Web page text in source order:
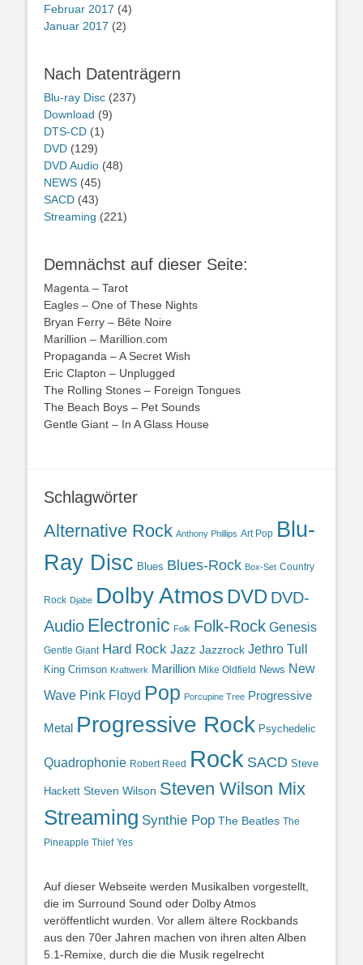
Februar 2017 (4)
Januar 2017 (2)
Nach Datenträgern
Blu-ray Disc (237)
Download (9)
DTS-CD (1)
DVD (129)
DVD Audio (48)
NEWS (45)
SACD (43)
Streaming (221)
Demnächst auf dieser Seite:
Magenta – Tarot
Eagles – One of These Nights
Bryan Ferry – Bête Noire
Marillion – Marillion.com
Propaganda – A Secret Wish
Eric Clapton – Unplugged
The Rolling Stones – Foreign Tongues
The Beach Boys – Pet Sounds
Gentle Giant – In A Glass House
Schlagwörter
Alternative Rock Anthony Phillips Art Pop Blu-
Ray Disc Blues Blues-Rock Box-Set Country
Rock Djabe Dolby Atmos DVD DVD-
Audio Electronic Folk Folk-Rock Genesis
Gentle Giant Hard Rock Jazz Jazzrock Jethro Tull
King Crimson Kraftwerk Marillion Mike Oldfield News New
Wave Pink Floyd Pop Porcupine Tree Progressive
Metal Progressive Rock Psychedelic
Quadrophonie Robert Reed Rock SACD Steve
Hackett Steven Wilson Steven Wilson Mix
Streaming Synthie Pop The Beatles The
Pineapple Thief Yes
Auf dieser Webseite werden Musikalben vorgestellt,
die im Surround Sound oder Dolby Atmos
veröffentlicht wurden. Vor allem ältere Rockbands
aus den 70er Jahren machen von ihren alten Alben
5.1-Remixe, durch die die Musik regelrecht